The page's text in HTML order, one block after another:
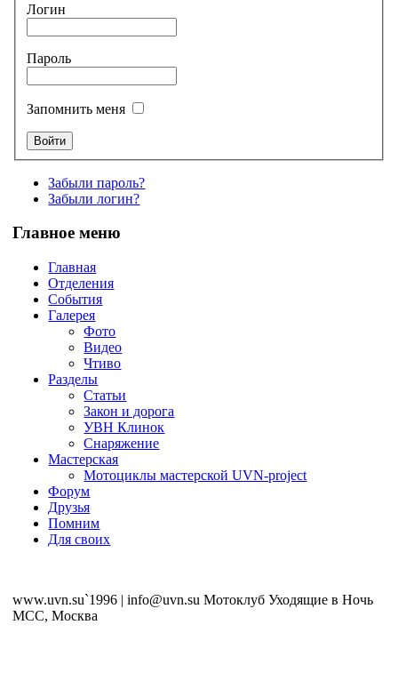
Логин
Пароль
Запомнить меня
Забыли пароль?
Забыли логин?
Главное меню
Главная
Отделения
События
Галерея
Фото
Видео
Чтиво
Разделы
Статьи
Закон и дорога
УВН Клинок
Снаряжение
Мастерская
Мотоциклы мастерской UVN-project
Форум
Друзья
Помним
Для своих
www.uvn.su`1996 | info@uvn.su Мотоклуб Уходящие в Ночь
MCC, Москва